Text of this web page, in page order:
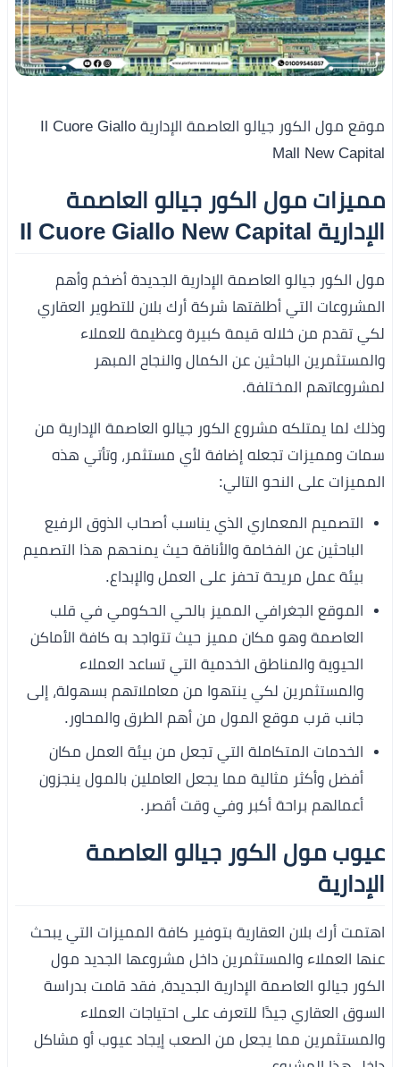
موقع مول الكور جيالو العاصمة الإدارية Il Cuore Giallo
Mall New Capital
مميزات مول الكور جيالو العاصمة
الإدارية Il Cuore Giallo New Capital
مول الكور جيالو العاصمة الإدارية الجديدة أضخم وأهم
المشروعات التي أطلقتها شركة أرك بلان للتطوير العقاري
لكي تقدم من خلاله قيمة كبيرة وعظيمة للعملاء
والمستثمرين الباحثين عن الكمال والنجاح المبهر
لمشروعاتهم المختلفة.
وذلك لما يمتلكه مشروع الكور جيالو العاصمة الإدارية من
سمات ومميزات تجعله إضافة لأي مستثمر، وتأتي هذه
المميزات على النحو التالي:
التصميم المعماري الذي يناسب أصحاب الذوق الرفيع
الباحثين عن الفخامة والأناقة حيث يمنحهم هذا التصميم
بيئة عمل مريحة تحفز على العمل والإبداع.
الموقع الجغرافي المميز بالحي الحكومي في قلب
العاصمة وهو مكان مميز حيث تتواجد به كافة الأماكن
الحيوية والمناطق الخدمية التي تساعد العملاء
والمستثمرين لكي ينتهوا من معاملاتهم بسهولة، إلى
جانب قرب موقع المول من أهم الطرق والمحاور.
الخدمات المتكاملة التي تجعل من بيئة العمل مكان
أفضل وأكثر مثالية مما يجعل العاملين بالمول ينجزون
أعمالهم براحة أكبر وفي وقت أقصر.
عيوب مول الكور جيالو العاصمة
الإدارية
اهتمت أرك بلان العقارية بتوفير كافة المميزات التي يبحث
عنها العملاء والمستثمرين داخل مشروعها الجديد مول
الكور جيالو العاصمة الإدارية الجديدة، فقد قامت بدراسة
السوق العقاري جيدًا للتعرف على احتياجات العملاء
والمستثمرين مما يجعل من الصعب إيجاد عيوب أو مشاكل